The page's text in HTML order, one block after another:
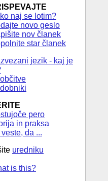
naj se lotim?
novo geslo
nov članek
star članek
jezik - kaj je
pero
in praksa
da ...
uredniku
is this?